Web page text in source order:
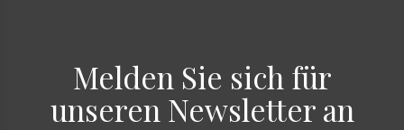
Melden Sie sich für
unseren Newsletter an